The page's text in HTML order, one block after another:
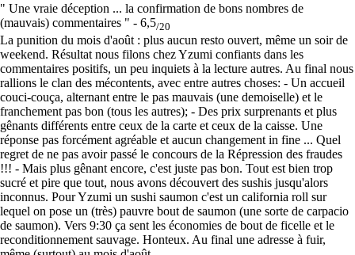
" Une vraie déception ... la confirmation de bons nombres de
(mauvais) commentaires " - 6,5/20
La punition du mois d'août : plus aucun resto ouvert, même un soir de
weekend. Résultat nous filons chez Yzumi confiants dans les
commentaires positifs, un peu inquiets à la lecture autres. Au final nous
rallions le clan des mécontents, avec entre autres choses: - Un accueil
couci-couça, alternant entre le pas mauvais (une demoiselle) et le
franchement pas bon (tous les autres); - Des prix surprenants et plus
gênants différents entre ceux de la carte et ceux de la caisse. Une
réponse pas forcément agréable et aucun changement in fine ... Quel
regret de ne pas avoir passé le concours de la Répression des fraudes
!!! - Mais plus gênant encore, c'est juste pas bon. Tout est bien trop
sucré et pire que tout, nous avons découvert des sushis jusqu'alors
inconnus. Pour Yzumi un sushi saumon c'est un california roll sur
lequel on pose un (très) pauvre bout de saumon (une sorte de carpacio
de saumon). Vers 9:30 ça sent les économies de bout de ficelle et le
reconditionnement sauvage. Honteux. Au final une adresse à fuir,